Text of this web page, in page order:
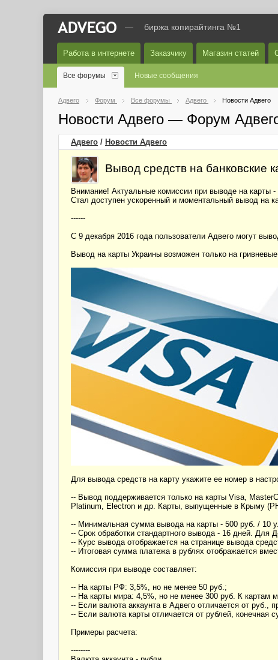
— биржа копирайтинга №1
Работа в интернете Заказчику Магазин статей
Все форумы Новые сообщения
Адвего Форум Все форумы Адвего Новости Адвего
Новости Адвего — Форум
Адвего / Новости Адвего
Вывод средств на банковские
Внимание! Актуальные комиссии при выводе на карты
Стал доступен ускоренный и моментальный вывод на
------
С 9 декабря 2016 года пользователи Адвего могут
Вывод на карты Украины возможен только на
Для вывода средств на карту укажите ее номер в
-- Вывод поддерживается только на карты Visa,
Platinum, Electron и др. Карты, выпущенные в Крыму
-- Минимальная сумма вывода на карты - 500 руб. / 10
-- Срок обработки стандартного вывода - 16 дней. Для
-- Курс вывода отображается на странице вывода
-- Итоговая сумма платежа в рублях отображается
Комиссия при выводе составляет:
-- На карты РФ: 3,5%, но не менее 50 руб.;
-- На карты мира: 4,5%, но не менее 300 руб. К картам
-- Если валюта аккаунта в Адвего отличается от руб.,
-- Если валюта карты отличается от рублей, конечная
Примеры расчета:
--------